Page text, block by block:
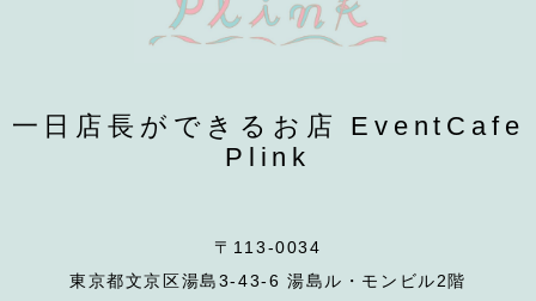
一日店長ができるお店 EventCafe
Plink
〒113-0034
東京都文京区湯島3-43-6 湯島ル・モンビル2階